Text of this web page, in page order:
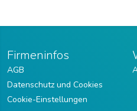
Firmeninfos
AGB
Datenschutz und Cookies
Cookie-Einstellungen